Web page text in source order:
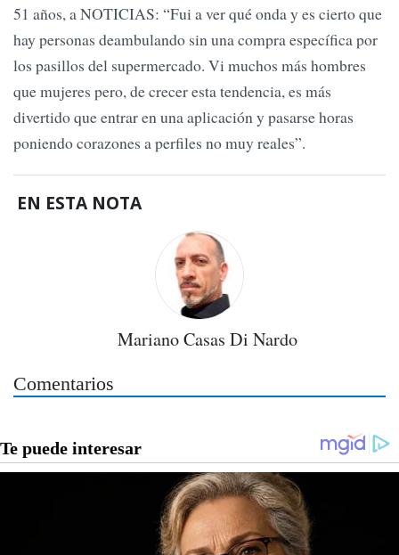
51 años, a NOTICIAS: “Fui a ver qué onda y es cierto que
hay personas deambulando sin una compra específica por
los pasillos del supermercado. Vi muchos más hombres
que mujeres pero, de crecer esta tendencia, es más
divertido que entrar en una aplicación y pasarse horas
poniendo corazones a perfiles no muy reales”.
EN ESTA NOTA
Mariano Casas Di Nardo
Comentarios